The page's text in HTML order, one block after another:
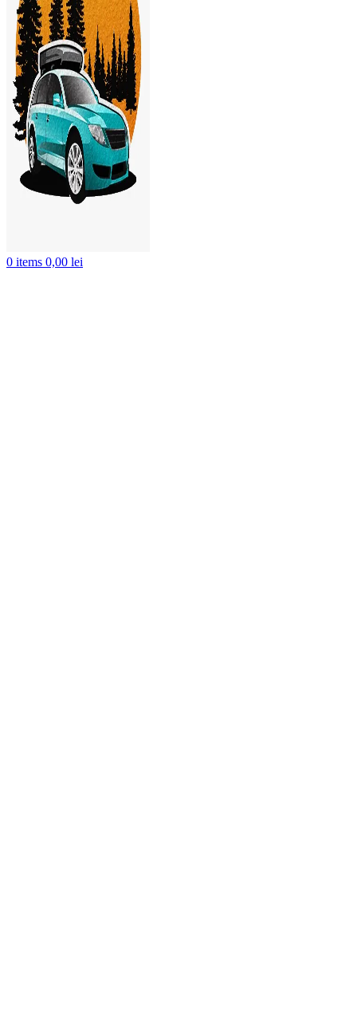
0 items 0,00 lei